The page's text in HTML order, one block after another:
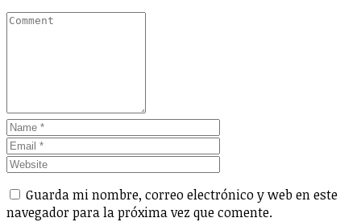
Guarda mi nombre, correo electrónico y web en este
navegador para la próxima vez que comente.